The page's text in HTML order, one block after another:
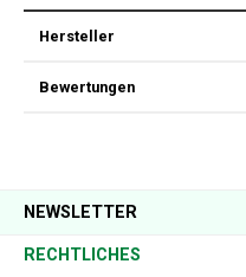
Hersteller
Bewertungen
NEWSLETTER
RECHTLICHES